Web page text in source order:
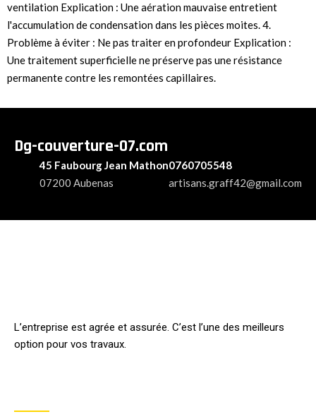
ventilation Explication : Une aération mauvaise entretient
l'accumulation de condensation dans les pièces moites. 4.
Problème à éviter : Ne pas traiter en profondeur Explication :
Une traitement superficielle ne préserve pas une résistance
permanente contre les remontées capillaires.
Dg-couverture-07.com
45 Faubourg Jean Mathon
07200 Aubenas
0760705548
artisans.graff42@gmail.com
L’entreprise est agrée et assurée. C’est l’une des meilleurs
option pour vos travaux.